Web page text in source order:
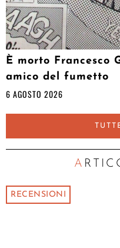
È morto Francesco
amico del fumetto
6 AGOSTO 2026
RECENSIONI